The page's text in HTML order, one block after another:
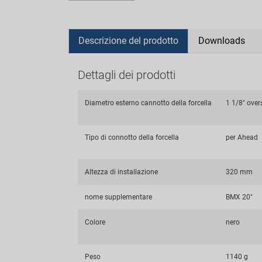
Descrizione del prodotto Downloads
Dettagli dei prodotti
Diametro esterno cannotto della forcella 1 1/8"
Tipo di connotto della forcella per Ahead
Altezza di installazione 320 mm
nome supplementare BMX 20"
Colore nero
Peso 1140 g